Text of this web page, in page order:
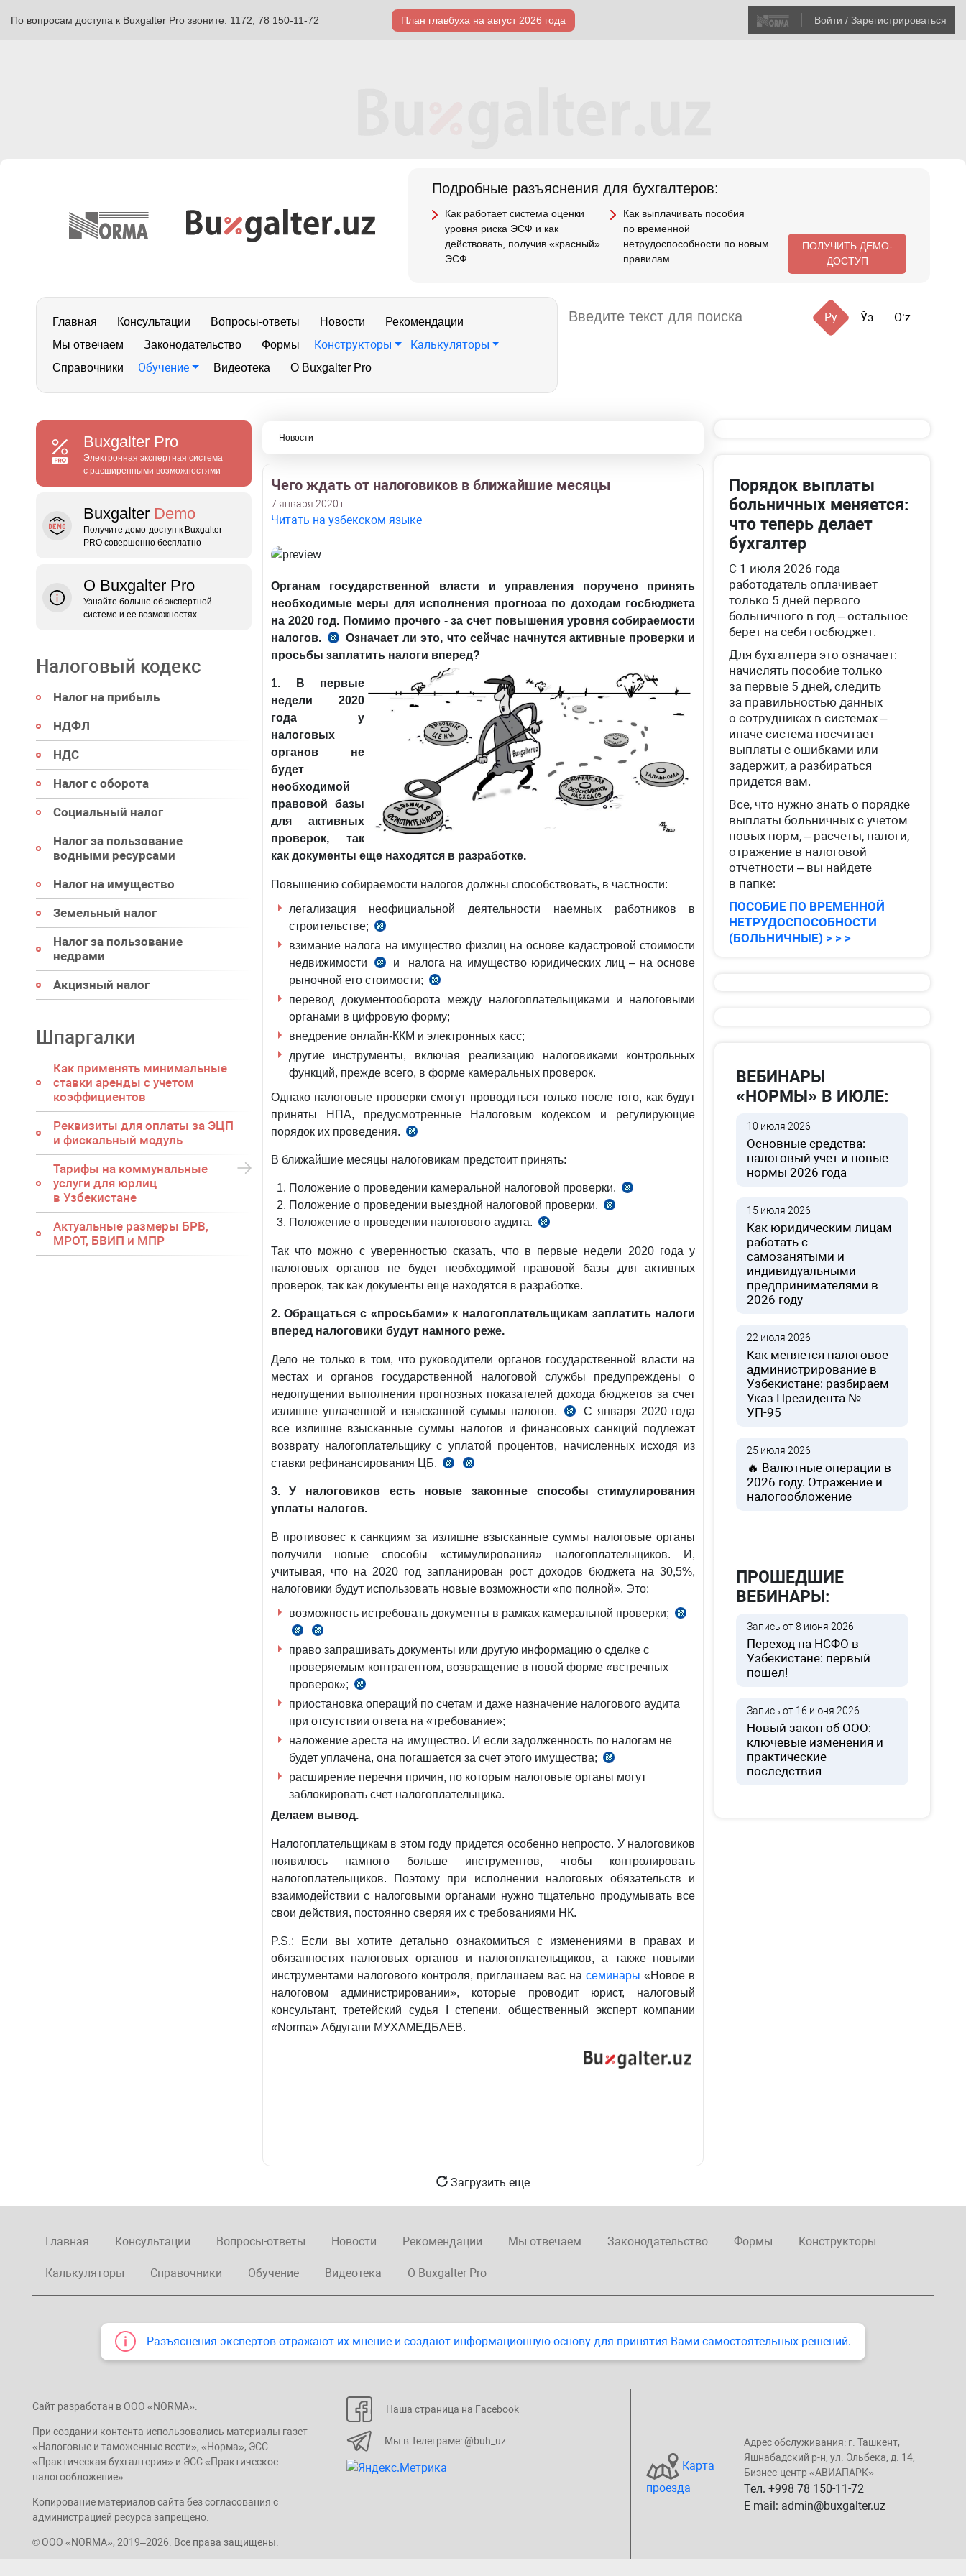
По вопросам доступа к Buxgalter Pro звоните: 1172, 78 150-11-72 План главбуха на август 2026 года Войти / Зарегистрироваться
Подробные разъяснения для бухгалтеров:
Как работает система оценки
уровня риска ЭСФ и как
действовать, получив «красный»
ЭСФ
Как выплачивать пособия
по временной
нетрудоспособности по новым
правилам
ПОЛУЧИТЬ ДЕМО-
ДОСТУП
Главная Консультации Вопросы-ответы Новости
Рекомендации
Мы отвечаем
Законодательство Формы Конструкторы Калькуляторы
Справочники Обучение Видеотека О Buxgalter Pro
Ру Ўз Oʻz
Buxgalter Pro
Электронная экспертная система
с расширенными возможностями
Buxgalter Demo
Получите демо‑доступ к Buxgalter
PRO совершенно бесплатно
О Buxgalter Pro
Узнайте больше об экспертной
системе и ее возможностях
Налоговый кодекс
Налог на прибыль
НДФЛ
НДС
Налог с оборота
Социальный налог
Налог за пользование
водными ресурсами
Налог на имущество
Земельный налог
Налог за пользование
недрами
Акцизный налог
Шпаргалки
Как применять минимальные
ставки аренды с учетом
коэффициентов
Реквизиты для оплаты за ЭЦП
и фискальный модуль
Тарифы на коммунальные
услуги для юрлиц
в Узбекистане
Актуальные размеры БРВ,
МРОТ, БВИП и МПР
Новости
Чего ждать от налоговиков в ближайшие месяцы
7 января 2020 г.
Читать на узбекском языке
Органам государственной власти и управления поручено принять
необходимые меры для исполнения прогноза по доходам госбюджета
на 2020 год. Помимо прочего - за счет повышения уровня собираемости
налогов.
п.п.
2
постановления
Президента
Означает ли это, что сейчас начнутся активные проверки и
просьбы заплатить налоги вперед?
1.
В первые
недели 2020
года у
налоговых
органов не
будет
необходимой
правовой базы
для активных
проверок, так
как документы еще находятся в разработке.
Повышению собираемости налогов должны способствовать, в частности:
легализация неофициальной деятельности наемных работников в
строительстве;
22
№ПП-4555
от
30.12.
2019
г.
взимание налога на имущество физлиц на основе кадастровой стоимости
недвижимости
ч.
1
ст.
420
НК
и налога на имущество юридических лиц – на основе
рыночной его стоимости;
1
ч.
1
ст.
412
перевод документооборота между налогоплательщиками и налоговыми
органами в цифровую форму;
внедрение онлайн-ККМ и электронных касс;
другие инструменты, включая реализацию налоговиками контрольных
функций, прежде всего, в форме камеральных проверок.
Однако налоговые проверки смогут проводиться только после того, как будут
приняты НПА, предусмотренные Налоговым кодексом и регулирующие
порядок их проведения.
письмо
Минфина
№
01-
32/3953
и
ГНК
37999).
В ближайшие месяцы налоговикам предстоит принять:
Положение о проведении камеральной налоговой проверки.
ст.
138
Положение о проведении выездной налоговой проверки.
139
НК
Положение о проведении налогового аудита.
ст.
140
НК
Так что можно с уверенностью сказать, что в первые недели 2020 года у
налоговых органов не будет необходимой правовой базы для активных
проверок, так как документы еще находятся в разработке.
2. Обращаться с «просьбами» к налогоплательщикам заплатить налоги
вперед налоговики будут намного реже.
Дело не только в том, что руководители органов государственной власти на
местах и органов государственной налоговой службы предупреждены о
недопущении выполнения прогнозных показателей дохода бюджетов за счет
излишне уплаченной и взысканной суммы налогов.
п.17
№ПП-4555
от
С января 2020 года
все излишне взысканные суммы налогов и финансовых санкций подлежат
возврату налогоплательщику с уплатой процентов, начисленных исходя из
ставки рефинансирования ЦБ.
ч.
НК ПП-4555
от
30.12.2019
г.
3. У налоговиков есть новые законные способы стимулирования
уплаты налогов.
В противовес к санкциям за излишне взысканные суммы налоговые органы
получили новые способы «стимулирования» налогоплательщиков. И,
учитывая, что на 2020 год запланирован рост доходов бюджета на 30,5%,
налоговики будут использовать новые возможности «по полной». Это:
возможность истребовать документы в рамках камеральной проверки;
ст.
146
НК
147
НК
право запрашивать документы или другую информацию о сделке с
проверяемым контрагентом, возвращение в новой форме «встречных
проверок»;
147
НК
приостановка операций по счетам и даже назначение налогового аудита
при отсутствии ответа на «требование»;
наложение ареста на имущество. И если задолженность по налогам не
будет уплачена, она погашается за счет этого имущества;
2
расширение перечня причин, по которым налоговые органы могут
заблокировать счет налогоплательщика.
Делаем вывод.
Налогоплательщикам в этом году придется особенно непросто. У налоговиков
появилось намного больше инструментов, чтобы контролировать
налогоплательщиков. Поэтому при исполнении налоговых обязательств и
взаимодействии с налоговыми органами нужно тщательно продумывать все
свои действия, постоянно сверяя их с требованиями НК.
P.S.: Если вы хотите детально ознакомиться с изменениями в правах и
обязанностях налоговых органов и налогоплательщиков, а также новыми
инструментами налогового контроля, приглашаем вас насеминары «Новое в
налоговом администрировании», которые проводит юрист, налоговый
консультант, третейский судья I степени, общественный эксперт компании
«Norma» Абдугани МУХАМЕДБАЕВ.
Загрузить еще
Порядок выплаты
больничных меняется:
что теперь делает
бухгалтер
С 1 июля 2026 года
работодатель оплачивает
только 5 дней первого
больничного в год – остальное
берет на себя госбюджет.
Для бухгалтера это означает:
начислять пособие только
за первые 5 дней, следить
за правильностью данных
о сотрудниках в системах –
иначе система посчитает
выплаты с ошибками или
задержит, а разбираться
придется вам.
Все, что нужно знать о порядке
выплаты больничных с учетом
новых норм, – расчеты, налоги,
отражение в налоговой
отчетности – вы найдете
в папке:
ПОСОБИЕ ПО ВРЕМЕННОЙ
НЕТРУДОСПОСОБНОСТИ
(БОЛЬНИЧНЫЕ) > > >
ВЕБИНАРЫ
«НОРМЫ» В ИЮЛЕ:
10 июля 2026
Основные средства:
налоговый учет и новые
нормы 2026 года
15 июля 2026
Как юридическим лицам
работать с
самозанятыми и
индивидуальными
предпринимателями в
2026 году
22 июля 2026
Как меняется налоговое
администрирование в
Узбекистане: разбираем
Указ Президента №
УП-95
25 июля 2026
🔥 Валютные операции в
2026 году. Отражение и
налогообложение
ПРОШЕДШИЕ
ВЕБИНАРЫ:
Запись от 8 июня 2026
Переход на НСФО в
Узбекистане: первый
пошел!
Запись от 16 июня 2026
Новый закон об ООО:
ключевые изменения и
практические
последствия
Главная Консультации Вопросы-ответы Новости Рекомендации Мы отвечаем Законодательство Формы Конструкторы
Калькуляторы Справочники Обучение Видеотека О Buxgalter Pro
Разъяснения экспертов отражают их мнение и создают информационную основу для принятия Вами самостоятельных решений.
Сайт разработан в ООО «NORMA».
При создании контента использовались материалы газет
«Налоговые и таможенные вести», «Норма», ЭСС
«Практическая бухгалтерия» и ЭСС «Практическое
налогообложение».
Копирование материалов сайта без согласования с
администрацией ресурса запрещено.
© ООО «NORMA», 2019–2026. Все права защищены.
Наша страница на Facebook
Мы в Телеграме: @buh_uz
Карта
проезда
Адрес обслуживания: г. Taшкент,
Яшнaбaдский p-н, yл. Эльбeка, д. 14,
Бизнеc-центp «ABИАПAPК»
Тел. +998 78 150-11-72
E-mail: admin@buxgalter.uz